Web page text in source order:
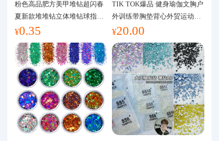
粉色高品肥方美甲堆钻超闪春
夏新款堆堆钻立体堆钻球指甲
装饰品
¥0.35
TIK TOK爆品 健身瑜伽文胸户
外训练带胸垫背心外贸运动瑜
伽服女
¥20.00